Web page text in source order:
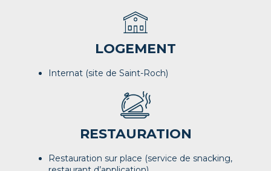
LOGEMENT
Internat (site de Saint-Roch)
RESTAURATION
Restauration sur place (service de snacking,